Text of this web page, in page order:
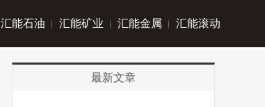
汇能石油 汇能矿业 汇能金属 汇能滚动
最新文章